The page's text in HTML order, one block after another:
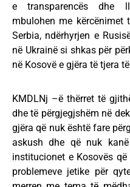
e transparencës dhe
mbulohen me kërcënimet
Serbia, ndërhyrjen e
në Ukrainë si shkas për
në Kosovë e gjëra të tjera
KMDLNj –ë thërret të
dhe të përgjegjshëm në
gjëra që nuk është fare
askush dhe që nuk
institucionet e Kosovës
problemeve jetike për